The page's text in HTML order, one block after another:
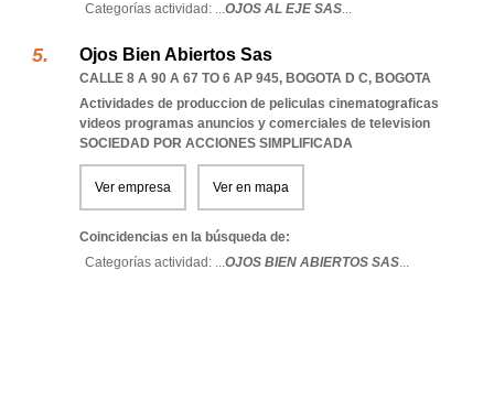
Categorías actividad: ...OJOS AL EJE SAS...
Ojos Bien Abiertos Sas
CALLE 8 A 90 A 67 TO 6 AP 945, BOGOTA D C, BOGOTA
Actividades de produccion de peliculas cinematograficas
videos programas anuncios y comerciales de television
SOCIEDAD POR ACCIONES SIMPLIFICADA
Ver empresa Ver en mapa
Coincidencias en la búsqueda de:
Categorías actividad: ...OJOS BIEN ABIERTOS SAS...